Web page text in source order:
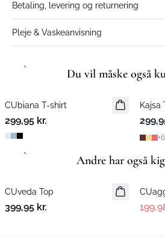
Betaling, levering og returnering
Pleje & Vaskeanvisning
Du vil måske også
Nyhed
CUbiana T-shirt
299,95 kr.
Kajsa
+6
Previous slide
Andre har også
Nyhed
CUveda Top
399,95 kr.
-50%
Previous slide